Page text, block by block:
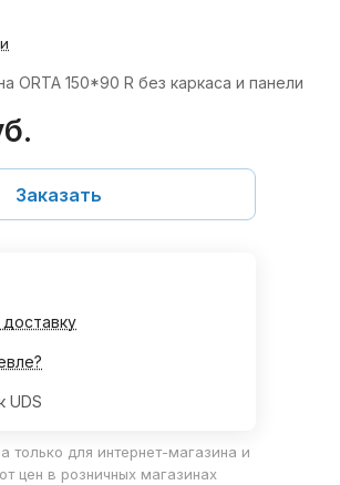
ORTA 150*90 R без каркаса и панели
Заказать
UDS
только для интернет-магазина и
цен в розничных магазинах